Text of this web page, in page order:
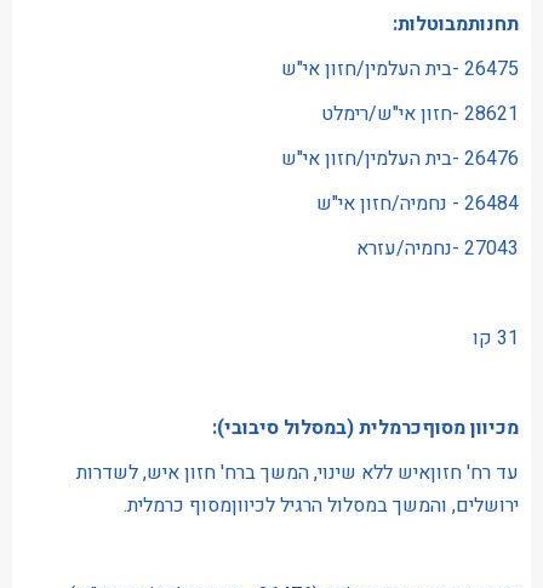
תחנותמבוטלות:
26475 -בית העלמין/חזון אי"ש
28621 -חזון אי"ש/רימלט
26476 -בית העלמין/חזון אי"ש
26484 - נחמיה/חזון אי"ש
27043 -נחמיה/עזרא
31 קו
מכיוון מסוףכרמלית (במסלול סיבובי):
עד רח' חזוןאיש ללא שינוי, המשך ברח' חזון איש, לשדרות
ירושלים, והמשך במסלול הרגיל לכיווןמסוף כרמלית.